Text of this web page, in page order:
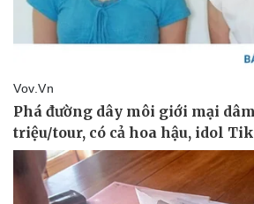
Bóng đá
Lịch thi đấu bóng đá
Thế giới thể thao
eSports
Hậu trường
Ô tô
Tư vấn